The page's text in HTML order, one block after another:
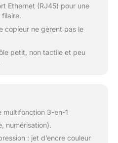
Ethernet (RJ45) pour une
copieur ne gèrent pas le
petit, non tactile et peu
multifonction 3-en-1
numérisation).
: jet d’encre couleur